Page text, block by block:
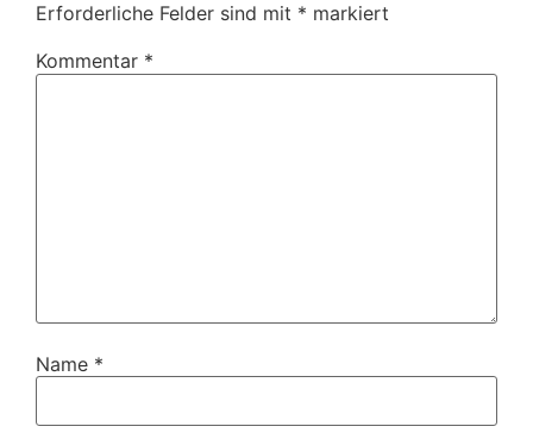
Erforderliche Felder sind mit * markiert
Kommentar *
Name *